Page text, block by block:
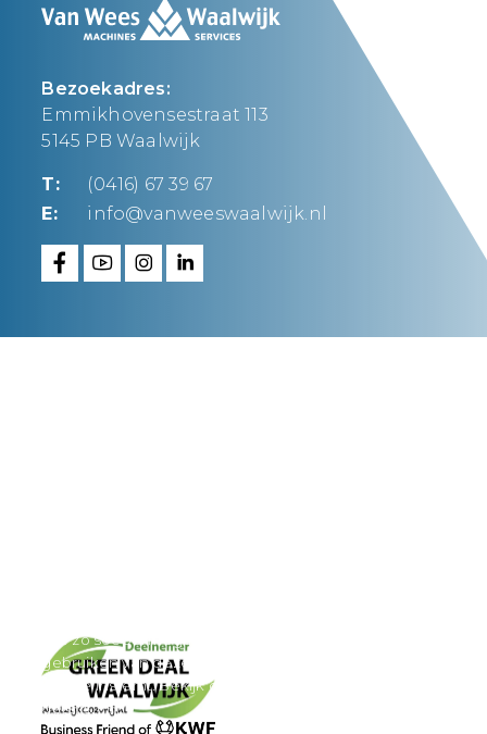
Bezoekadres:
Emmikhovensestraat 113
5145 PB Waalwijk
T:
(0416) 67 39 67
E:
info@vanweeswaalwijk.nl
site zo soepel mogelijk draait. Als je doorgaat met het
gebruiken van deze site, gaan we ervan uit dat je
ermee instemt. Bekijk onze
details.